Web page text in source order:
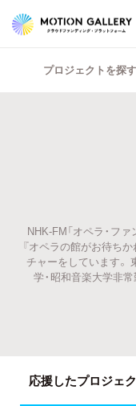
プロジェクトを探す
NHK-FM「オペラ・フ
『オペラの館がお待ちか
チャーをしています。
学・昭和音楽大学非
応援したプロジェ